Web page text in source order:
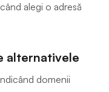
alegi o adresă
alternativele
domenii